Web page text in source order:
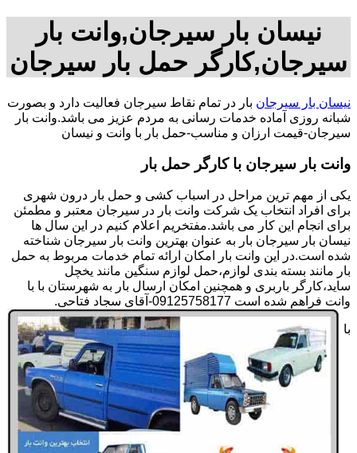
نیسان بار سیرجان,وانت بار
سیرجان,کارگر حمل بار سیرجان
نیسان بار سیرجان بار در تمام نقاط سیرجان فعالیت دارد و بصورت
شبانه روزی آماده خدمات رسانی به مردم عزیز می باشد.وانت بار
سیرجان-قیمت ارزان و مناسب-حمل بار با وانت و نیسان
وانت بار سیرجان با کارگر حمل بار
یکی از مهم ترین مراحل در اسباب کشی و حمل بار درون شهری
برای افراد انتخاب یک شرکت وانت بار در سیرجان معتبر و مطمئن
برای انجام این کار می باشد.مفتخریم اعلام کنیم در این سال ها
نیسان بار سیرجان بار به عنوان بهترین وانت بار سیرجان شناخته
شده است.در این وانت بار امکان ارائه تمام خدمات مربوط به حمل
بار مانند بسته بندی لوازم،حمل لوازم سنگین مانند یخچل
ساید،کارگر باربری و همچنین امکان ارسال بار به شهرستان با با
وانت فراهم شده است 09125758177-آقای سجاد فتاحی.
با